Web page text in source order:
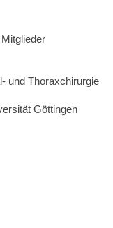
und Thoraxchirurgie
Göttingen